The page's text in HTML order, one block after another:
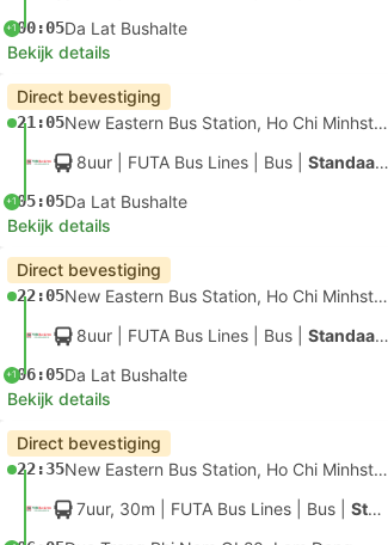
+100:05Da Lat Bushalte
Bekijk details
Direct bevestiging
21:05
New Eastern Bus Station, Ho Chi Minhstad
8uur | FUTA Bus Lines Bus Standaard AC
+105:05Da Lat Bushalte
Bekijk details
Direct bevestiging
22:05
New Eastern Bus Station, Ho Chi Minhstad
8uur | FUTA Bus Lines Bus Standaard AC
+106:05Da Lat Bushalte
Bekijk details
Direct bevestiging
22:35
New Eastern Bus Station, Ho Chi Minhstad
7uur, 30m | FUTA Bus Lines Bus Standaard AC